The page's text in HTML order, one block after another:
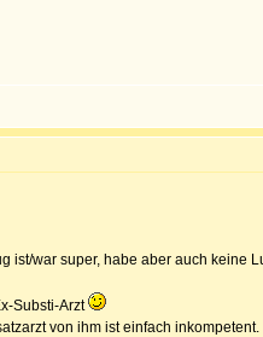
ist/war super, habe aber auch keine
Substi-Arzt
von ihm ist einfach inkompetent.